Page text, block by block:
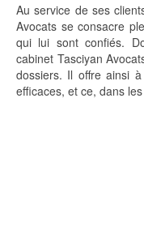
Au service de ses
Avocats se consacre
qui lui sont confiés.
cabinet Tasciyan
dossiers. Il offre ainsi
efficaces, et ce, dans